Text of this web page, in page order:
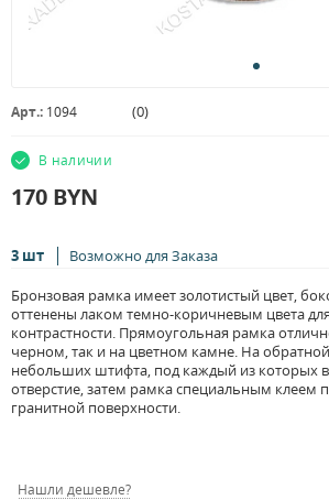
Арт.: 1094 (0)
В наличии
170 BYN
3 шт
Возможно для Заказа
Бронзовая рамка имеет золотистый цвет,
оттенены лаком темно-коричневым цвета
контрастности. Прямоугольная рамка
черном, так и на цветном камне. На
небольших штифта, под каждый из которых в
отверстие, затем рамка специальным клеем
гранитной поверхности.
Нашли дешевле?